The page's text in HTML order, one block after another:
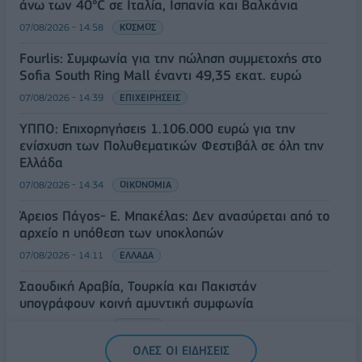
άνω των 40°C σε Ιταλία, Ισπανία και Βαλκάνια
07/08/2026 - 14:58 ΚΟΣΜΟΣ
Fourlis: Συμφωνία για την πώληση συμμετοχής στο
Sofia South Ring Mall έναντι 49,35 εκατ. ευρώ
07/08/2026 - 14:39 ΕΠΙΧΕΙΡΗΣΕΙΣ
ΥΠΠΟ: Επιχορηγήσεις 1.106.000 ευρώ για την
ενίσχυση των Πολυθεματικών Φεστιβάλ σε όλη την
Ελλάδα
07/08/2026 - 14:34 ΟΙΚΟΝΟΜΙΑ
Άρειος Πάγος- Ε. Μπακέλας: Δεν ανασύρεται από το
αρχείο η υπόθεση των υποκλοπών
07/08/2026 - 14:11 ΕΛΛΑΔΑ
Σαουδική Αραβία, Τουρκία και Πακιστάν
υπογράφουν κοινή αμυντική συμφωνία
ΟΛΕΣ ΟΙ ΕΙΔΗΣΕΙΣ